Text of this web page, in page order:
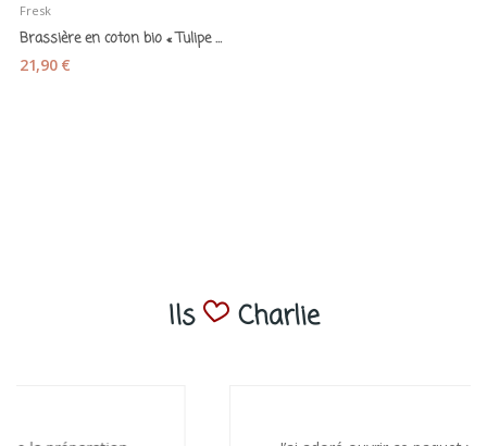
Fresk
Brassière en coton bio « Tulipe rouge » Fresk
21,90 €
Ils Charlie